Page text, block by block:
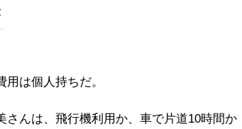
は個人持ちだ。
んは、飛行機利用か、車で片道10時間か